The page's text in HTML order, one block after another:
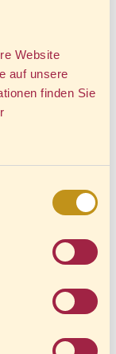
Website
auf unsere
finden Sie
Zugverkehr